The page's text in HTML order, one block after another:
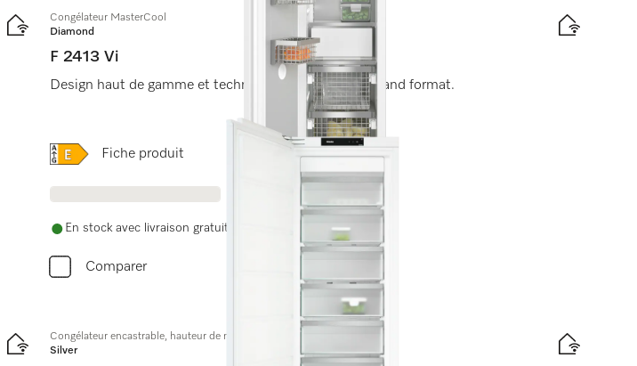
Congélateur MasterCool
Diamond
F 2413 Vi
Design haut de gamme et technologie de pointe en grand format.
Online Label Flag, Étiquette énergétique
Fiche produit
En stock avec livraison gratuite
Comparer
Congélateur encastrable, hauteur de niche 178 cm
Silver